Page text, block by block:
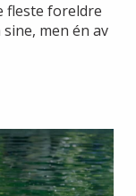
fleste foreldre
men én av